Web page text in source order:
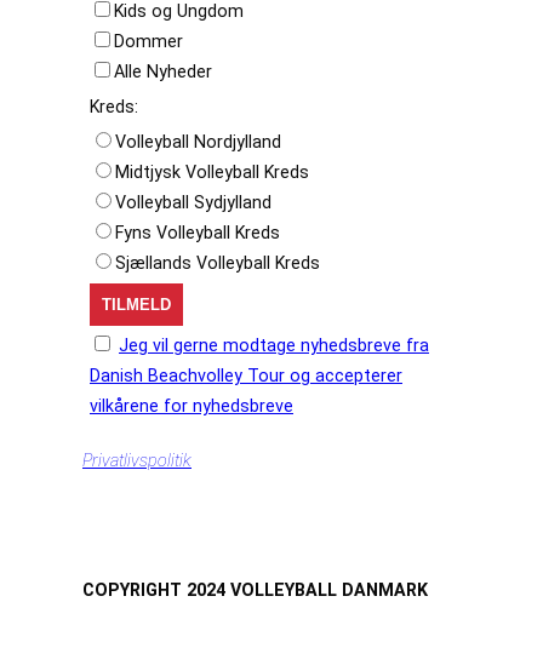
Kids og Ungdom
Dommer
Alle Nyheder
Kreds:
Volleyball Nordjylland
Midtjysk Volleyball Kreds
Volleyball Sydjylland
Fyns Volleyball Kreds
Sjællands Volleyball Kreds
Jeg vil gerne modtage nyhedsbreve fra
Danish Beachvolley Tour og accepterer
vilkårene for nyhedsbreve
Privatlivspolitik
COPYRIGHT 2024 VOLLEYBALL DANMARK